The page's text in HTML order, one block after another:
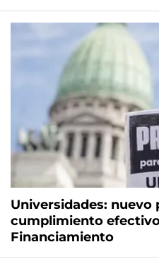
Universidades: nuevo
cumplimiento
Financiamiento